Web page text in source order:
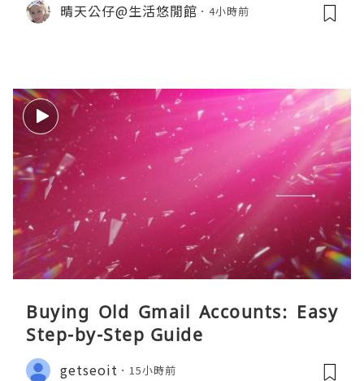
晴天公仔@生活悠閒館 4小時前
Buying Old Gmail Accounts: Easy
Step-by-Step Guide
getseoit 15小時前